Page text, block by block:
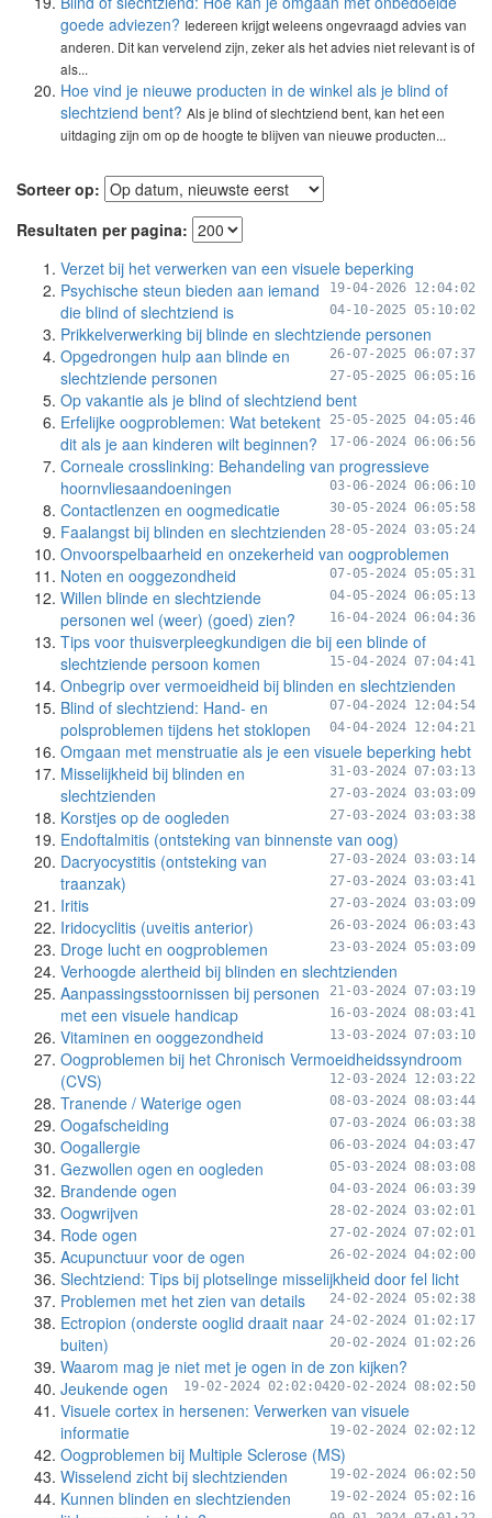
goede adviezen? Iedereen krijgt weleens ongevraagd advies van
anderen. Dit kan vervelend zijn, zeker als het advies niet relevant is of
als...
Hoe vind je nieuwe producten in de winkel als je blind of
slechtziend bent? Als je blind of slechtziend bent, kan het een
uitdaging zijn om op de hoogte te blijven van nieuwe producten...
Sorteer op:
Resultaten per pagina:
Verzet bij het verwerken van een visuele beperking
19-04-2026 12:04:02
Psychische steun bieden aan iemand
die blind of slechtziend is
04-10-2025 05:10:02
Prikkelverwerking bij blinde en slechtziende personen
26-07-2025 06:07:37
Opgedrongen hulp aan blinde en
slechtziende personen
27-05-2025 06:05:16
Op vakantie als je blind of slechtziend bent
25-05-2025 04:05:46
Erfelijke oogproblemen: Wat betekent
dit als je aan kinderen wilt beginnen?
17-06-2024 06:06:56
Corneale crosslinking: Behandeling van progressieve
hoornvliesaandoeningen
03-06-2024 06:06:10
Contactlenzen en oogmedicatie 30-05-2024 06:05:58
Faalangst bij blinden en slechtzienden 28-05-2024 03:05:24
Onvoorspelbaarheid en onzekerheid van oogproblemen
07-05-2024 05:05:31
Noten en ooggezondheid
04-05-2024 06:05:13
Willen blinde en slechtziende
personen wel (weer) (goed) zien?
16-04-2024 06:04:36
Tips voor thuisverpleegkundigen die bij een blinde of
slechtziende persoon komen
15-04-2024 07:04:41
Onbegrip over vermoeidheid bij blinden en slechtzienden
07-04-2024 12:04:54
Blind of slechtziend: Hand- en
polsproblemen tijdens het stoklopen
04-04-2024 12:04:21
Omgaan met menstruatie als je een visuele beperking hebt
31-03-2024 07:03:13
Misselijkheid bij blinden en
slechtzienden
27-03-2024 03:03:09
Korstjes op de oogleden 27-03-2024 03:03:38
Endoftalmitis (ontsteking van binnenste van oog)
27-03-2024 03:03:14
Dacryocystitis (ontsteking van
traanzak)
27-03-2024 03:03:41
Iritis 27-03-2024 03:03:09
Iridocyclitis (uveitis anterior) 26-03-2024 06:03:43
Droge lucht en oogproblemen 23-03-2024 05:03:09
Verhoogde alertheid bij blinden en slechtzienden
21-03-2024 07:03:19
Aanpassingsstoornissen bij personen
met een visuele handicap
16-03-2024 08:03:41
Vitaminen en ooggezondheid 13-03-2024 07:03:10
Oogproblemen bij het Chronisch Vermoeidheidssyndroom
(CVS)
12-03-2024 12:03:22
Tranende / Waterige ogen 08-03-2024 08:03:44
Oogafscheiding 07-03-2024 06:03:38
Oogallergie 06-03-2024 04:03:47
Gezwollen ogen en oogleden 05-03-2024 08:03:08
Brandende ogen 04-03-2024 06:03:39
Oogwrijven 28-02-2024 03:02:01
Rode ogen 27-02-2024 07:02:01
Acupunctuur voor de ogen 26-02-2024 04:02:00
Slechtziend: Tips bij plotselinge misselijkheid door fel licht
24-02-2024 05:02:38
Problemen met het zien van details
24-02-2024 01:02:17
Ectropion (onderste ooglid draait naar
buiten)
20-02-2024 01:02:26
Waarom mag je niet met je ogen in de zon kijken?
20-02-2024 08:02:50
Jeukende ogen 19-02-2024 02:02:04
Visuele cortex in hersenen: Verwerken van visuele
informatie
19-02-2024 02:02:12
Oogproblemen bij Multiple Sclerose (MS)
19-02-2024 06:02:50
Wisselend zicht bij slechtzienden
19-02-2024 05:02:16
Kunnen blinden en slechtzienden